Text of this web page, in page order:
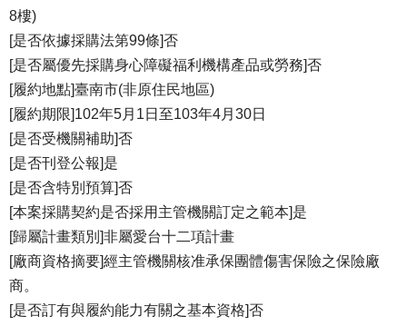
8樓)
[是否依據採購法第99條]否
[是否屬優先採購身心障礙福利機構產品或勞務]否
[履約地點]臺南市(非原住民地區)
[履約期限]102年5月1日至103年4月30日
[是否受機關補助]否
[是否刊登公報]是
[是否含特別預算]否
[本案採購契約是否採用主管機關訂定之範本]是
[歸屬計畫類別]非屬愛台十二項計畫
[廠商資格摘要]經主管機關核准承保團體傷害保險之保險廠
商。
[是否訂有與履約能力有關之基本資格]否